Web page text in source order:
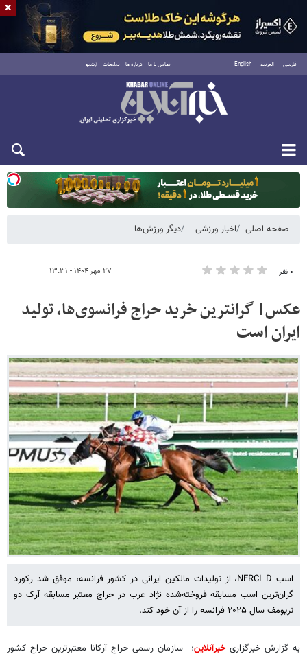
فارسی العربية English تماس با ما درباره ما تبلیغات آرشیو
دوشنبه ۱۹ مرداد ۱۴۰۵
صفحه اصلی اخبار ورزشی دیگر ورزش‌ها
۰ نفر ۲۷ مهر ۱۴۰۴ - ۱۳:۳۱
عکس| گرانترین خرید حراج فرانسوی‌ها، تولید
ایران است
اسب NERCI D، از تولیدات مالکین ایرانی در کشور فرانسه، موفق شد رکورد
گران‌ترین اسب مسابقه فروخته‌شده نژاد عرب در حراج معتبر مسابقه آرک دو
تریومف سال ۲۰۲۵ فرانسه را از آن خود کند.
به گزارش خبرگزاریخبرآنلاین؛ سازمان رسمی حراج آرکانا معتبرترین حراج کشور
×